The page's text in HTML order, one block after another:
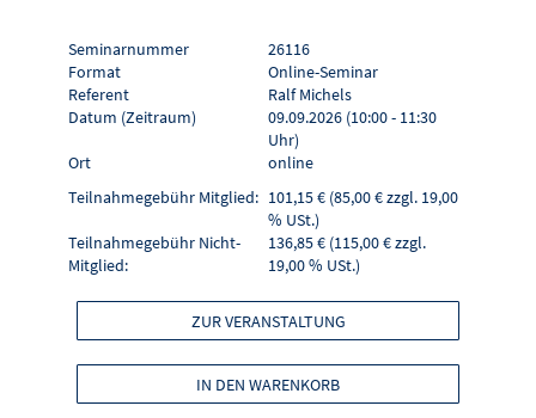
Seminarnummer
26116
Format
Online-Seminar
Referent
Ralf Michels
Datum (Zeitraum)
09.09.2026 (10:00 - 11:30
Uhr)
Ort
online
Teilnahmegebühr Mitglied: 101,15 € (85,00 € zzgl. 19,00
% USt.)
Teilnahmegebühr Nicht-
Mitglied:
136,85 € (115,00 € zzgl.
19,00 % USt.)
ZUR VERANSTALTUNG
IN DEN WARENKORB